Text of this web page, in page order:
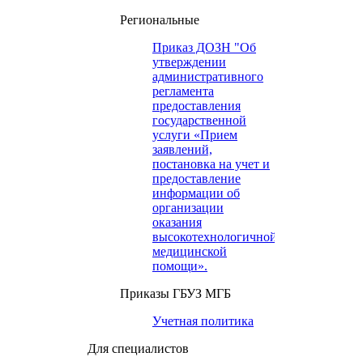
Региональные
Приказ ДОЗН "Об
утверждении
административного
регламента
предоставления
государственной
услуги «Прием
заявлений,
постановка на учет и
предоставление
информации об
организации
оказания
высокотехнологичной
медицинской
помощи».
Приказы ГБУЗ МГБ
Учетная политика
Для специалистов